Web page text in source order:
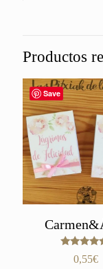
Productos
Save
Valorado
con
0,55€